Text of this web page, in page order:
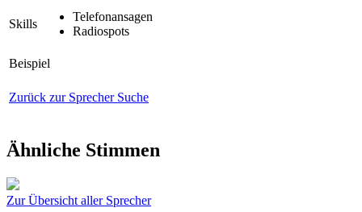
Skills
Telefonansagen
Radiospots
Beispiel
Zurück zur Sprecher Suche
Ähnliche Stimmen
Zur Übersicht aller Sprecher